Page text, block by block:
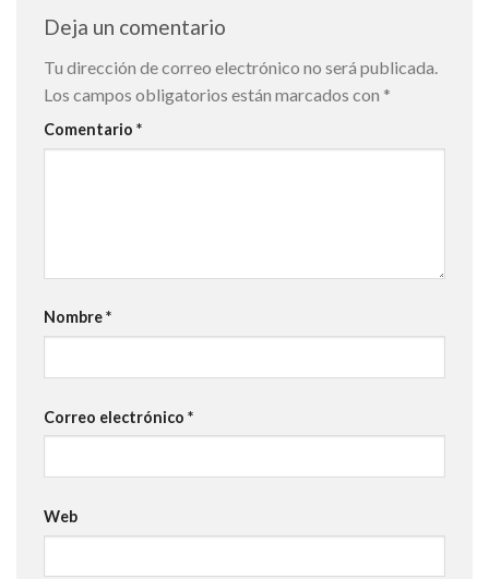
Deja un comentario
Tu dirección de correo electrónico no será publicada.
Los campos obligatorios están marcados con *
Comentario *
Nombre*
Correo electrónico *
Web